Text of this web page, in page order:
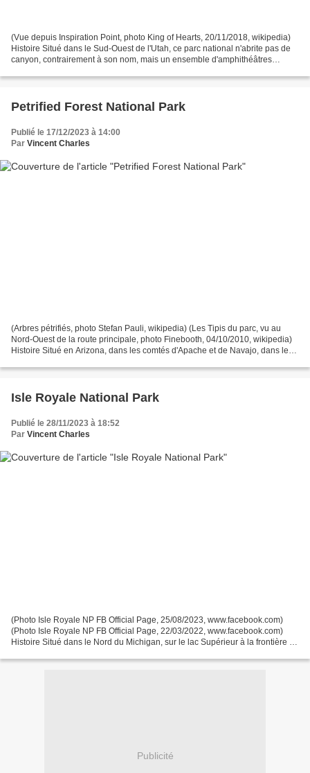
(Vue depuis Inspiration Point, photo King of Hearts, 20/11/2018, wikipedia)
Histoire Situé dans le Sud-Ouest de l'Utah, ce parc national n'abrite pas de
canyon, contrairement à son nom, mais un ensemble d'amphithéâtres
Petrified Forest National Park
Publié le 17/12/2023 à 14:00
Par Vincent Charles
(Arbres pétrifiés, photo Stefan Pauli, wikipedia) (Les Tipis du parc, vu au
Nord-Ouest de la route principale, photo Finebooth, 04/10/2010, wikipedia)
Histoire Situé en Arizona, dans les comtés d'Apache et de Navajo, dans le
Isle Royale National Park
Publié le 28/11/2023 à 18:52
Par Vincent Charles
(Photo Isle Royale NP FB Official Page, 25/08/2023, www.facebook.com)
(Photo Isle Royale NP FB Official Page, 22/03/2022, www.facebook.com)
Histoire Situé dans le Nord du Michigan, sur le lac Supérieur à la frontière du
Publicité